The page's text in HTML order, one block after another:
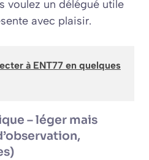
voulez un délégué utile
avec plaisir.
à ENT77 en quelques
– léger mais